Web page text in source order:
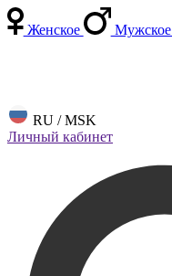
Женское Мужское
RU / MSK
Личный кабинет